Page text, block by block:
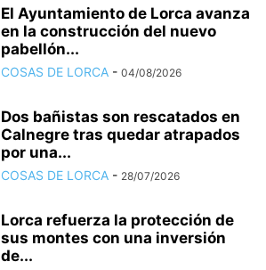
El Ayuntamiento de Lorca avanza
en la construcción del nuevo
pabellón...
COSAS DE LORCA - 04/08/2026
Dos bañistas son rescatados en
Calnegre tras quedar atrapados
por una...
COSAS DE LORCA - 28/07/2026
Lorca refuerza la protección de
sus montes con una inversión
de...